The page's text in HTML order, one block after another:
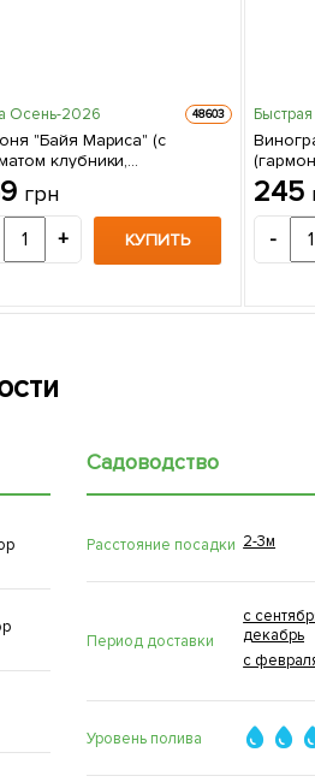
Осень-2026 48603
"Байя Мариса" (с
клубники,
1 саженец в
грн
+ КУПИТЬ
245
-
Садоводство
Расстояние посадки 2-3м
Период доставки
с
декабрь
с
Уровень полива